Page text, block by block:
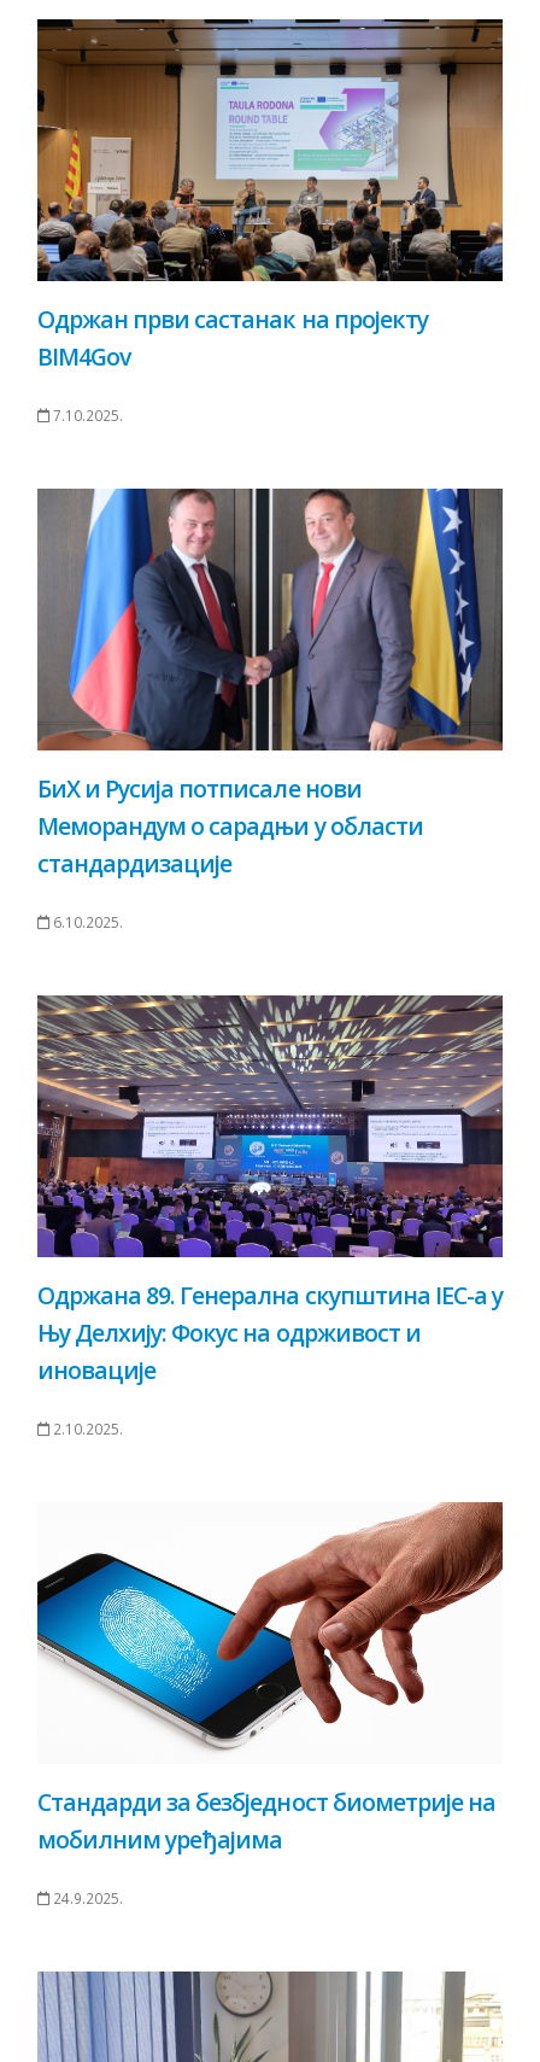
Одржан први састанак на пројекту
BIM4Gov
7.10.2025.
БиХ и Русија потписале нови
Меморандум о сарадњи у области
стандардизације
6.10.2025.
Одржана 89. Генерална скупштина IEC-а у
Њу Делхију: Фокус на одрживост и
иновације
2.10.2025.
Стандарди за безбједност биометрије на
мобилним уређајима
24.9.2025.